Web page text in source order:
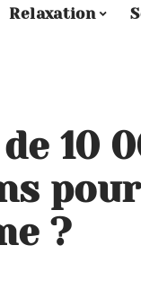
Relaxation
10
pour
?